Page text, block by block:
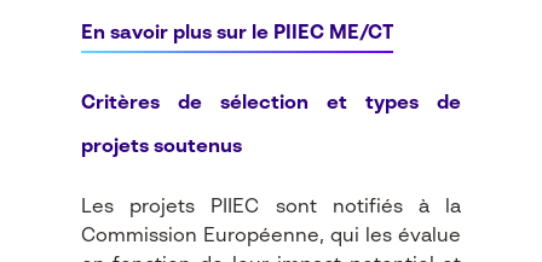
En savoir plus sur le PIIEC ME/CT
Critères de sélection et types de
projets soutenus
Les projets PIIEC sont notifiés à la
Commission Européenne, qui les évalue